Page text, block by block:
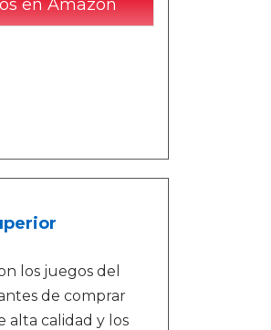
en Amazon
los juegos del
de comprar
alta calidad y los